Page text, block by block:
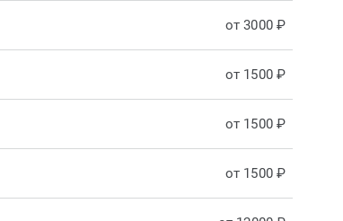
от 3000 ₽
от 1500 ₽
от 1500 ₽
от 1500 ₽